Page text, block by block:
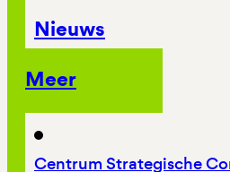
Nieuws
Meer
Centrum Strategische